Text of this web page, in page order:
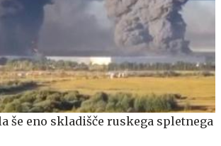
še eno skladišče ruskega spletnega